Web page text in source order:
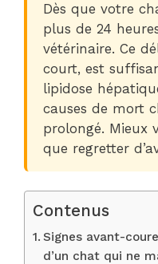
Dès que votre
plus de 24
vétérinaire. Ce
court, est
lipidose
causes de mort
prolongé. Mieux
que regretter
Contenus
Signes avant-
d’un chat qui ne